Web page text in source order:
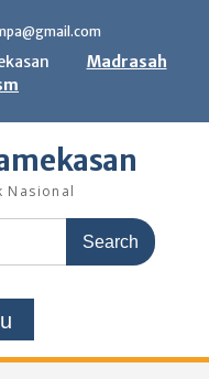
Madrasah
Nasional